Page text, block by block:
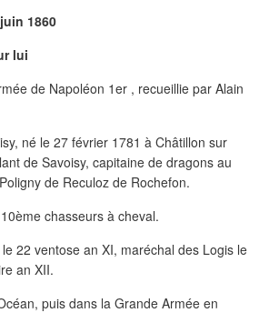
1860
lui
de Napoléon 1er , recueillie par Alain
né le 27 février 1781 à Châtillon sur
de Savoisy, capitaine de dragons au
de Reculoz de Rochefon.
chasseurs à cheval.
22 ventose an XI, maréchal des Logis le
an XII.
puis dans la Grande Armée en